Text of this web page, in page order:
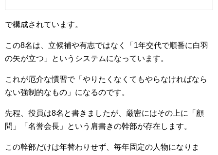
で構成されています。
この8名は、立候補や有志ではなく「1年交代で順番に白羽
の矢が立つ」というシステムになっています。
これが厄介な慣習で「やりたくなくてもやらなければなら
ない強制的なもの」になるのです。
先程、役員は8名と書きましたが、厳密にはその上に「顧
問」「名誉会長」という肩書きの幹部が存在します。
この幹部だけは年替わりせず、毎年固定の人物になりま